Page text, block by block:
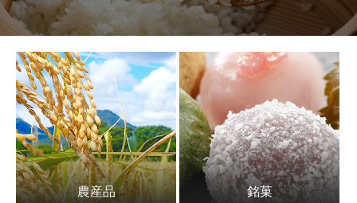
農産品 銘菓